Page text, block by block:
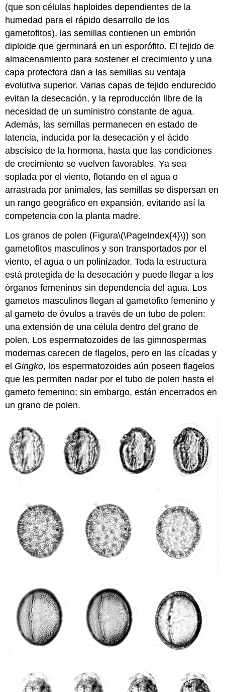
(que son células haploides dependientes de la
humedad para el rápido desarrollo de los
gametofitos), las semillas contienen un embrión
diploide que germinará en un esporófito. El tejido de
almacenamiento para sostener el crecimiento y una
capa protectora dan a las semillas su ventaja
evolutiva superior. Varias capas de tejido endurecido
evitan la desecación, y la reproducción libre de la
necesidad de un suministro constante de agua.
Además, las semillas permanecen en estado de
latencia, inducida por la desecación y el ácido
abscísico de la hormona, hasta que las condiciones
de crecimiento se vuelven favorables. Ya sea
soplada por el viento, flotando en el agua o
arrastrada por animales, las semillas se dispersan en
un rango geográfico en expansión, evitando así la
competencia con la planta madre.
Los granos de polen (Figura\(\PageIndex{4}\)) son
gametofitos masculinos y son transportados por el
viento, el agua o un polinizador. Toda la estructura
está protegida de la desecación y puede llegar a los
órganos femeninos sin dependencia del agua. Los
gametos masculinos llegan al gametofito femenino y
al gameto de óvulos a través de un tubo de polen:
una extensión de una célula dentro del grano de
polen. Los espermatozoides de las gimnospermas
modernas carecen de flagelos, pero en las cícadas y
el Gingko, los espermatozoides aún poseen flagelos
que les permiten nadar por eltubo de polen hasta el
gameto femenino; sin embargo, están encerrados en
un grano de polen.